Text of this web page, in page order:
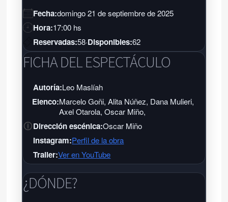
Fecha:domingo 21 de septiembre de 2025
Hora:17:00 hs
Reservadas:58·Disponibles:62
FICHA DEL ESPECTÁCULO
Autoría:Leo Maslíah
Elenco:Marcelo Goñi, Alita Núñez, Dana Mulieri,
Axel Otarola, Oscar Miño,
Dirección escénica:Oscar Miño
Instagram:Perfil de la obra
Trailer:Ver en YouTube
¿DÓNDE?